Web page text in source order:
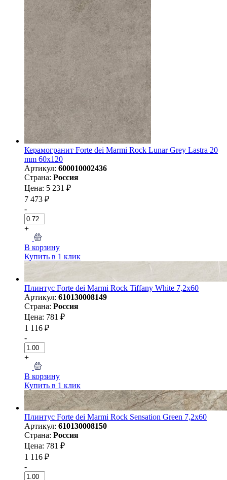
Керамогранит Forte dei Marmi Rock Lunar Grey Lastra 20
mm 60x120
Артикул: 600010002436
Страна: Россия
Цена: 5 231 ₽
7 473 ₽
-
+
В корзину
Купить в 1 клик
Плинтус Forte dei Marmi Rock Tiffany White 7,2x60
Артикул: 610130008149
Страна: Россия
Цена: 781 ₽
1 116 ₽
-
+
В корзину
Купить в 1 клик
Плинтус Forte dei Marmi Rock Sensation Green 7,2x60
Артикул: 610130008150
Страна: Россия
Цена: 781 ₽
1 116 ₽
-